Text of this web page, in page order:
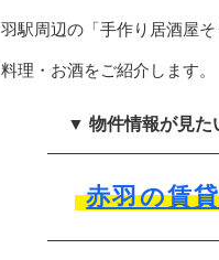
羽駅周辺の「手作り居酒屋
料理・お酒をご紹介します。
▼ 物件情報が見た
赤羽の賃